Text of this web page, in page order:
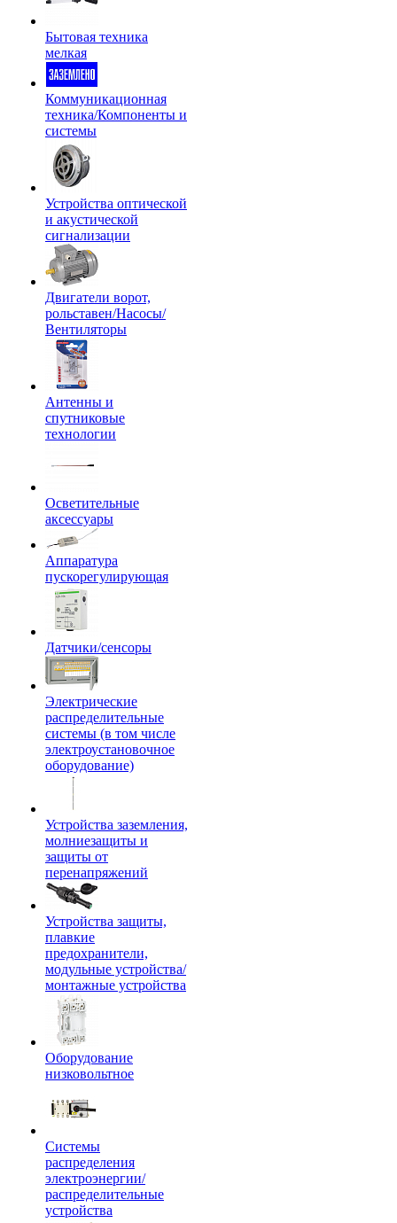
Бытовая техника
мелкая
Коммуникационная
техника/Компоненты и
системы
Устройства оптической
и акустической
сигнализации
Двигатели ворот,
рольставен/Насосы/
Вентиляторы
Антенны и
спутниковые
технологии
Осветительные
аксессуары
Аппаратура
пускорегулирующая
Датчики/сенсоры
Электрические
распределительные
системы (в том числе
электроустановочное
оборудование)
Устройства заземления,
молниезащиты и
защиты от
перенапряжений
Устройства защиты,
плавкие
предохранители,
модульные устройства/
монтажные устройства
Оборудование
низковольтное
Системы
распределения
электроэнергии/
распределительные
устройства